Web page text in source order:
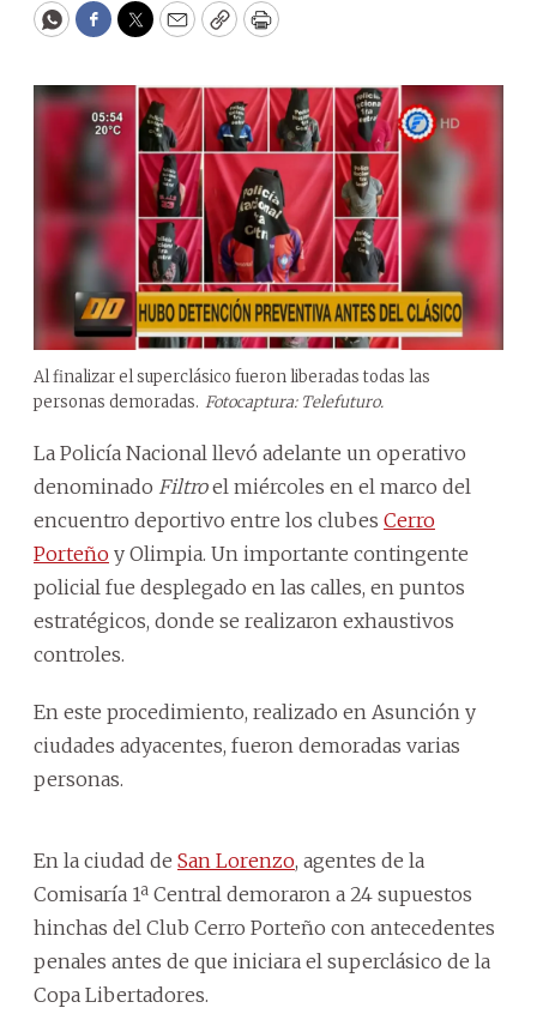
WhatsApp
Facebook
Twitter
EmailCopyPrint
Al finalizar el superclásico fueron liberadas todas las
personas demoradas. Fotocaptura: Telefuturo.
La Policía Nacional llevó adelante un operativo
denominado Filtroel miércoles en el marco del
encuentro deportivo entre los clubes Cerro
Porteño y Olimpia. Un importante contingente
policial fue desplegado en las calles, en puntos
estratégicos, donde se realizaron exhaustivos
controles.
En este procedimiento, realizado en Asunción y
ciudades adyacentes, fueron demoradas varias
personas.
En la ciudad de San Lorenzo, agentes de la
Comisaría 1ª Central demoraron a 24 supuestos
hinchas del Club Cerro Porteño con antecedentes
penales antes de que iniciara el superclásico de la
Copa Libertadores.